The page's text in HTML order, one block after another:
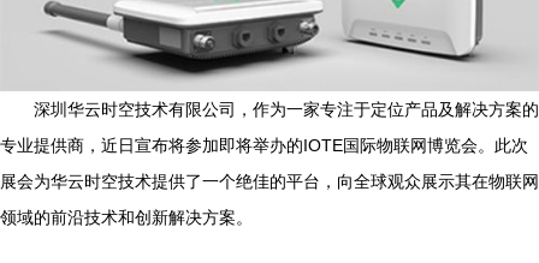
深圳华云时空技术有限公司，作为一家专注于定位产品及解决方案的
专业提供商，近日宣布将参加即将举办的IOTE国际物联网博览会。此次
展会为华云时空技术提供了一个绝佳的平台，向全球观众展示其在物联网
领域的前沿技术和创新解决方案。